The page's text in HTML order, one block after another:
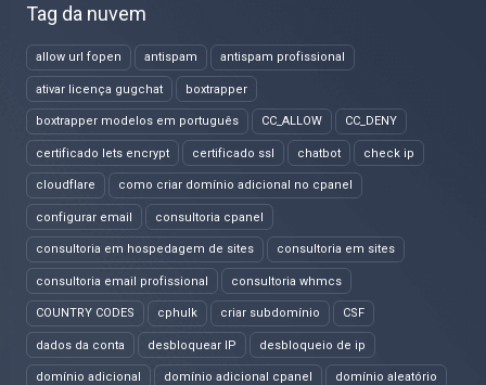
Tag da nuvem
allow url fopen antispam antispam profissional
ativar licença gugchat boxtrapper
boxtrapper modelos em português CC_ALLOW CC_DENY
certificado lets encrypt certificado ssl chatbot check ip
cloudflare como criar domínio adicional no cpanel
configurar email consultoria cpanel
consultoria em hospedagem de sites consultoria em sites
consultoria email profissional consultoria whmcs
COUNTRY CODES cphulk criar subdomínio CSF
dados da conta desbloquear IP desbloqueio de ip
domínio adicional domínio adicional cpanel domínio aleatório